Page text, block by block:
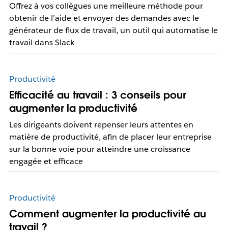
Offrez à vos collègues une meilleure méthode pour
obtenir de l’aide et envoyer des demandes avec le
générateur de flux de travail, un outil qui automatise le
travail dans Slack
Productivité
Efficacité au travail : 3 conseils pour
augmenter la productivité
Les dirigeants doivent repenser leurs attentes en
matière de productivité, afin de placer leur entreprise
sur la bonne voie pour atteindre une croissance
engagée et efficace
Productivité
Comment augmenter la productivité au
travail ?